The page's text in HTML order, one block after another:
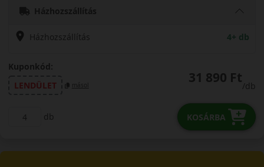
Házhozszállítás
Házhozszállítás 4+ db
Kuponkód:
LENDÜLET
másol 31 890 Ft
/db
db KOSÁRBA